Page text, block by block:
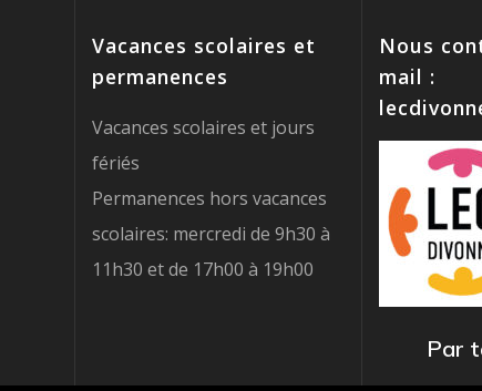
Vacances scolaires et
permanences
Vacances scolaires et jours
fériés
Permanences hors vacances
scolaires: mercredi de 9h30 à
11h30 et de 17h00 à 19h00
Nous
mail :
Par